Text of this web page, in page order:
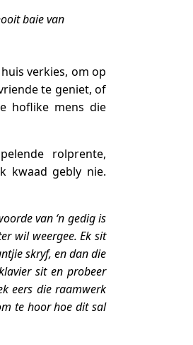
baie van
verkies, om op
te geniet, of
hoflike mens die
rolprente,
kwaad gebly nie.
van ‘n gedig is
wil weergee. Ek sit
skryf, en dan die
sit en probeer
eers die raamwerk
te hoor hoe dit sal